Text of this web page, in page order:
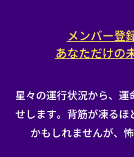
メンバー登
あなただけの
星々の運行状況から、
せします。背筋が凍るほ
かもしれませんが、